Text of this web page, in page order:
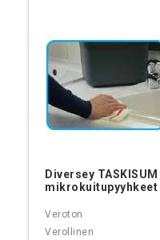
Diversey
mikrokuitupyyhkeet